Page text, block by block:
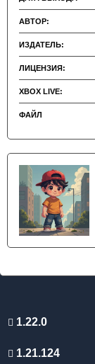
АВТОР:
ИЗДАТЕЛЬ:
ЛИЦЕНЗИЯ:
XBOX LIVE:
ФАЙЛ
1.22.0
1.21.124